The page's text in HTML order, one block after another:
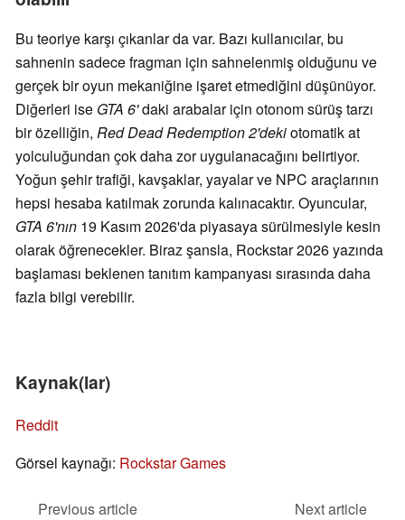
Bu teoriye karşı çıkanlar da var. Bazı kullanıcılar, bu
sahnenin sadece fragman için sahnelenmiş olduğunu ve
gerçek bir oyun mekaniğine işaret etmediğini düşünüyor.
Diğerleri ise GTA 6'daki arabalar için otonom sürüş tarzı
bir özelliğin, Red Dead Redemption 2'dekiotomatik at
yolculuğundan çok daha zor uygulanacağını belirtiyor.
Yoğun şehir trafiği, kavşaklar, yayalar ve NPC araçlarının
hepsi hesaba katılmak zorunda kalınacaktır. Oyuncular,
GTA 6'nın 19 Kasım 2026'da piyasaya sürülmesiyle kesin
olarak öğrenecekler. Biraz şansla, Rockstar 2026 yazında
başlaması beklenen tanıtım kampanyası sırasında daha
fazla bilgi verebilir.
Kaynak(lar)
Reddit
Görsel kaynağı: Rockstar Games
Previous article
Next article